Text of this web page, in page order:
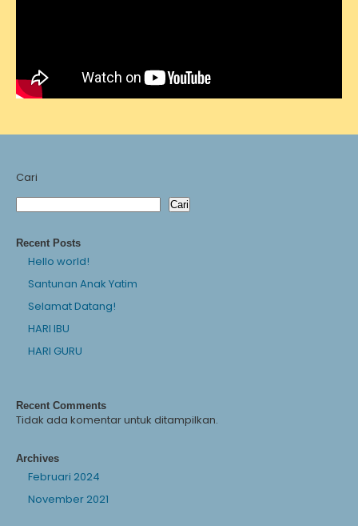
Cari
Cari
Recent Posts
Hello world!
Santunan Anak Yatim
Selamat Datang!
HARI IBU
HARI GURU
Recent Comments
Tidak ada komentar untuk ditampilkan.
Archives
Februari 2024
November 2021